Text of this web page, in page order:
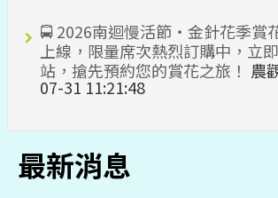
🚍 2026南迴慢活節・金針花季賞
上線，限量席次熱烈訂購中，立
站，搶先預約您的賞花之旅！ 農
07-31 11:21:48
最新消息